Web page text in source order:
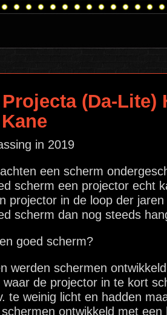
Projecta (Da-Lite)
in 2019
een scherm
scherm een projector echt
projector in de loop der
scherm dan nog steeds
goed scherm?
werden schermen
de projector in te kort
te weinig licht en hadden
ontwikkeld met